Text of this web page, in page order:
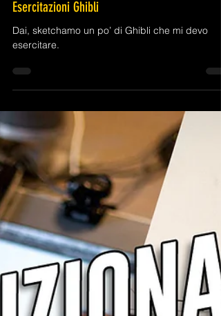
19 nov 2025
Libri e Autori
Esercitazioni Ghibli
Dai, sketchamo un po’ di Ghibli che mi devo
esercitare.